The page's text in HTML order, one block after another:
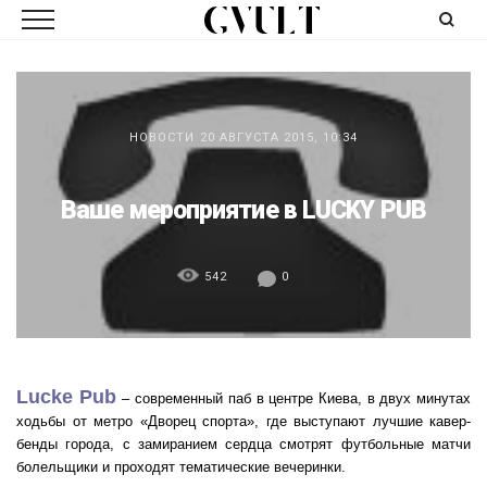
НОВОСТИ 20 АВГУСТА 2015, 10:34
Ваше мероприятие в LUCKY PUB
542 0
Lucke Pub– современный паб в центре Киева, в двух минутах
ходьбы от метро «Дворец спорта», где выступают лучшие кавер-
бенды города, с замиранием сердца смотрят футбольные матчи
болельщики и проходят тематические вечеринки.